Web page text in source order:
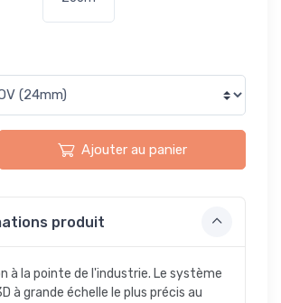
Ajouter au panier
produit
à la pointe de l'industrie. Le système
à grande échelle le plus précis au